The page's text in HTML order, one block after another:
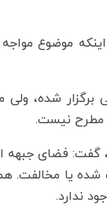
موضوع
شده، ولی
مطرح نیست.
گفت: فضای جبهه
یا مخالفت.
ندارد.